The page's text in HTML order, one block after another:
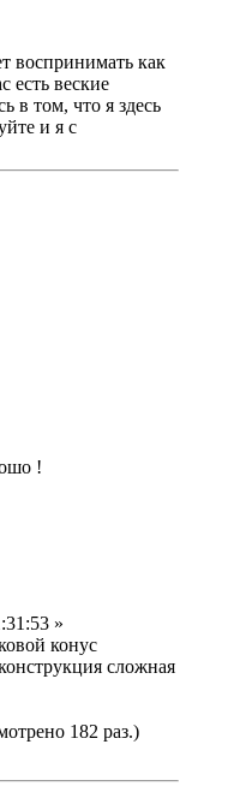
воспринимать как
есть веские
в том, что я здесь
и я с
!
»
конус
сложная
182 раз.)